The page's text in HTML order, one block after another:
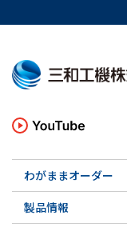
わがままオーダー
実例ご紹介
製品情報